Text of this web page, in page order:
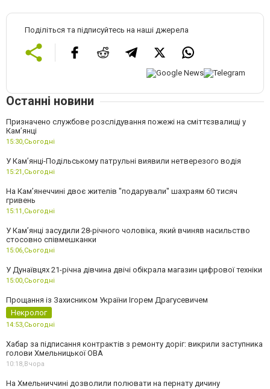
Поділіться та підписуйтесь на наші джерела
Останні новини
Призначено службове розслідування пожежі на сміттєзвалищі у
Кам’янці
15:30,Сьогодні
У Кам’янці-Подільському патрульні виявили нетверезого водія
15:21,Сьогодні
На Камʼянеччині двоє жителів "подарували" шахраям 60 тисяч
гривень
15:11,Сьогодні
У Камʼянці засудили 28-річного чоловіка, який вчиняв насильство
стосовно співмешканки
15:06,Сьогодні
У Дунаївцях 21-річна дівчина двічі обікрала магазин цифрової техніки
15:00,Сьогодні
Прощання із Захисником України Ігорем Драгусевичем
Некролог
14:53,Сьогодні
Хабар за підписання контрактів з ремонту доріг: викрили заступника
голови Хмельницької ОВА
10:18,Вчора
На Хмельниччині дозволили полювати на пернату дичину